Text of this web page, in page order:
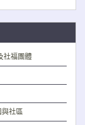
社福團體
社區